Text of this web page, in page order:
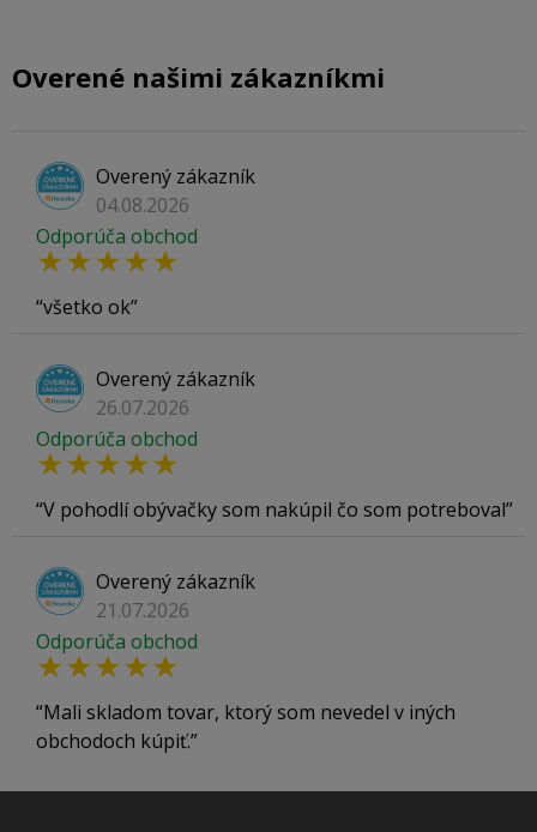
Overené našimi zákazníkmi
Overený zákazník
04.08.2026
Odporúča obchod
všetko ok
Overený zákazník
26.07.2026
Odporúča obchod
V pohodlí obývačky som nakúpil čo som potreboval
Overený zákazník
21.07.2026
Odporúča obchod
Mali skladom tovar, ktorý som nevedel v iných
obchodoch kúpiť.